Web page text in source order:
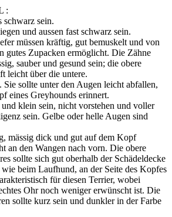
:
schwarz sein.
und aussen fast schwarz sein.
müssen kräftig, gut bemuskelt und von
gutes Zupacken ermöglicht. Die Zähne
sauber und gesund sein; die obere
leicht über die untere.
sollte unter den Augen leicht abfallen,
eines Greyhounds erinnert.
klein sein, nicht vorstehen und voller
sein. Gelbe oder helle Augen sind
mässig dick und gut auf dem Kopf
an den Wangen nach vorn. Die obere
sollte sich gut oberhalb der Schädeldecke
beim Laufhund, an der Seite des Kopfes
für diesen Terrier, wobei
Ohr noch weniger erwünscht ist. Die
sollte kurz sein und dunkler in der Farbe